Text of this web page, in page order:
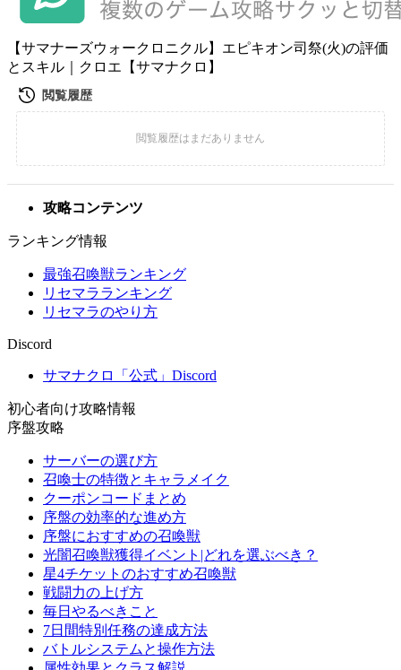
【サマナーズウォークロニクル】エピキオン司祭(火)の評価
とスキル｜クロエ【サマナクロ】
攻略コンテンツ
ランキング情報
最強召喚獣ランキング
リセマラランキング
リセマラのやり方
Discord
サマナクロ「公式」Discord
初心者向け攻略情報
序盤攻略
サーバーの選び方
召喚士の特徴とキャラメイク
クーポンコードまとめ
序盤の効率的な進め方
序盤におすすめの召喚獣
光闇召喚獣獲得イベント|どれを選ぶべき？
星4チケットのおすすめ召喚獣
戦闘力の上げ方
毎日やるべきこと
7日間特別任務の達成方法
バトルシステムと操作方法